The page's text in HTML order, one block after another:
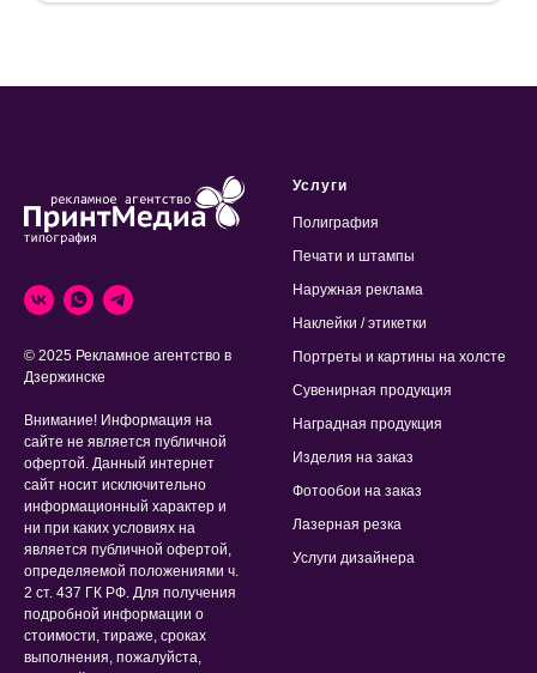
© 2025 Рекламное агентство в
Дзержинске
Внимание! Информация на
сайте не является публичной
офертой. Данный интернет
сайт носит исключительно
информационный характер и
ни при каких условиях на
является публичной офертой,
определяемой положениями ч.
2 ст. 437 ГК РФ. Для получения
подробной информации о
стоимости, тираже, сроках
выполнения, пожалуйста,
Услуги
Полиграфия
Печати и штампы
Наружная реклама
Наклейки / этикетки
Портреты и картины на холсте
Сувенирная продукция
Наградная продукция
Изделия на заказ
Фотообои на заказ
Лазерная резка
Услуги дизайнера